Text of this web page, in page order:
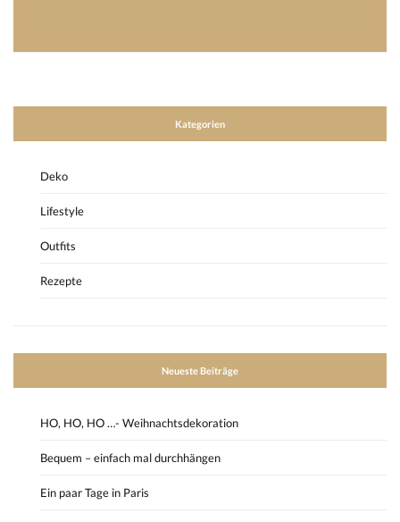
Kategorien
Deko
Lifestyle
Outfits
Rezepte
Neueste Beiträge
HO, HO, HO …- Weihnachtsdekoration
Bequem – einfach mal durchhängen
Ein paar Tage in Paris